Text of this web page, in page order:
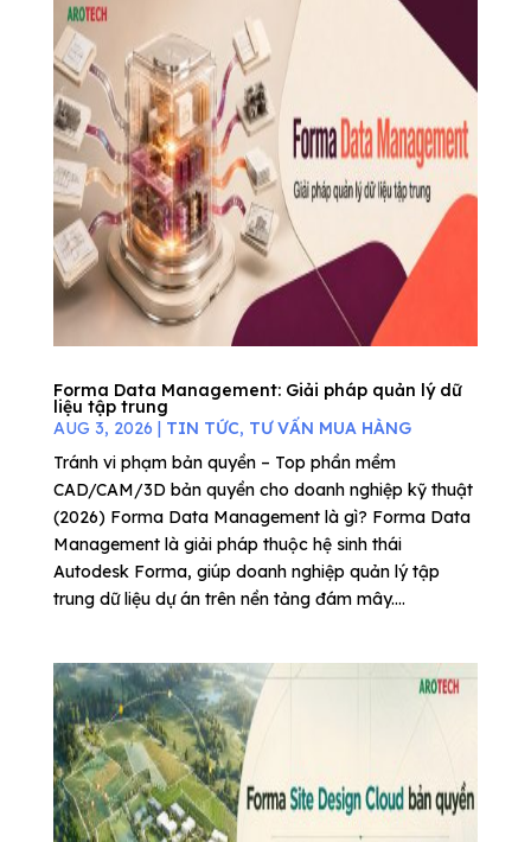
Forma Data Management: Giải pháp quản lý dữ
liệu tập trung
AUG 3, 2026 | TIN TỨC, TƯ VẤN MUA HÀNG
Tránh vi phạm bản quyền – Top phần mềm
CAD/CAM/3D bản quyền cho doanh nghiệp kỹ thuật
(2026) Forma Data Management là gì? Forma Data
Management là giải pháp thuộc hệ sinh thái
Autodesk Forma, giúp doanh nghiệp quản lý tập
trung dữ liệu dự án trên nền tảng đám mây....